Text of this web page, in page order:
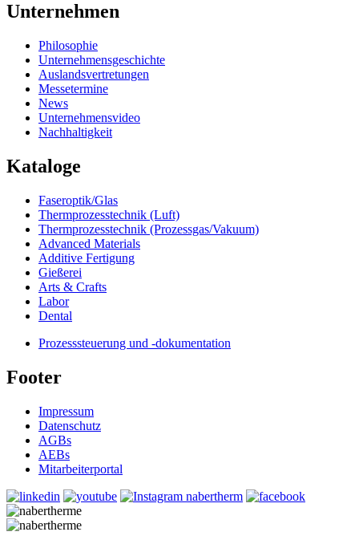
Unternehmen
Philosophie
Unternehmensgeschichte
Auslandsvertretungen
Messetermine
News
Unternehmensvideo
Nachhaltigkeit
Kataloge
Faseroptik/Glas
Thermprozesstechnik (Luft)
Thermprozesstechnik (Prozessgas/Vakuum)
Advanced Materials
Additive Fertigung
Gießerei
Arts & Crafts
Labor
Dental
Prozesssteuerung und -dokumentation
Footer
Impressum
Datenschutz
AGBs
AEBs
Mitarbeiterportal